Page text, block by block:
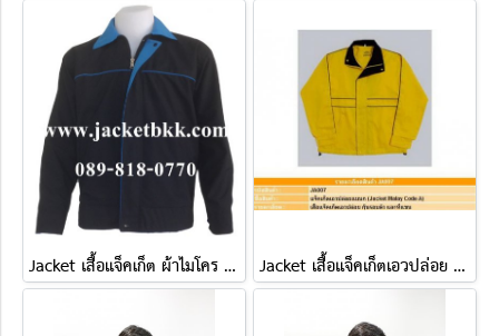
Jacket เสื้อแจ็คเก็ต ผ้าไมโคร ตัดต่อสองด้าน ดำปกฟ้า-ฟ้าปกดำ Jacket เสื้อแจ็คเก็ตเอวปล่อย ( แบบ A )